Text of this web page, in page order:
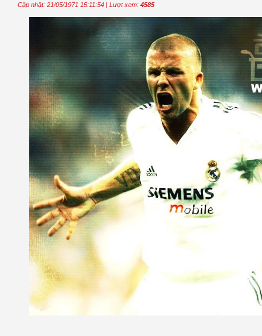
Cập nhật: 21/05/1971 15:11:54 | Lượt xem: 4585